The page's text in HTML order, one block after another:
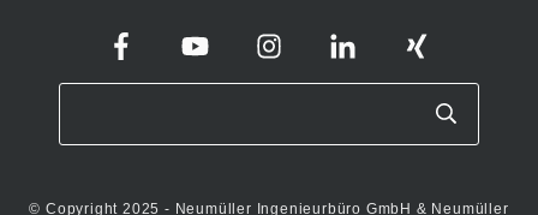
© Copyright 2025 - Neumüller Ingenieurbüro GmbH & Neumüller